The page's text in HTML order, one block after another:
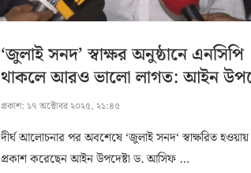
‘জুলাই সনদ’ স্বাক্ষর অনুষ্ঠানে এনসিপি
থাকলে আরও ভালো লাগত: আইন
প্রকাশ: ১৭ অক্টোবর ২০২৫, ২১:৪৫
দীর্ঘ আলোচনার পর অবশেষে ‘জুলাই সনদ‘ স্বাক্ষরিত
প্রকাশ করেছেন আইন উপদেষ্টা ড. আসিফ …